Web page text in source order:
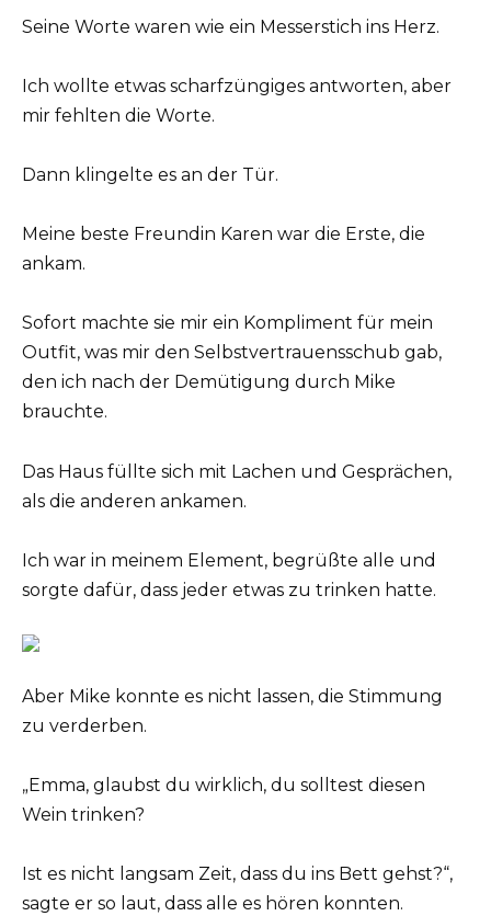
Seine Worte waren wie ein Messerstich ins Herz.
Ich wollte etwas scharfzüngiges antworten, aber
mir fehlten die Worte.
Dann klingelte es an der Tür.
Meine beste Freundin Karen war die Erste, die
ankam.
Sofort machte sie mir ein Kompliment für mein
Outfit, was mir den Selbstvertrauensschub gab,
den ich nach der Demütigung durch Mike
brauchte.
Das Haus füllte sich mit Lachen und Gesprächen,
als die anderen ankamen.
Ich war in meinem Element, begrüßte alle und
sorgte dafür, dass jeder etwas zu trinken hatte.
Aber Mike konnte es nicht lassen, die Stimmung
zu verderben.
„Emma, glaubst du wirklich, du solltest diesen
Wein trinken?
Ist es nicht langsam Zeit, dass du ins Bett gehst?“,
sagte er so laut, dass alle es hören konnten.